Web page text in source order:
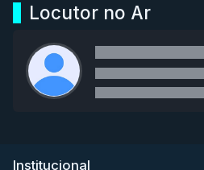
Locutor no Ar
Institucional